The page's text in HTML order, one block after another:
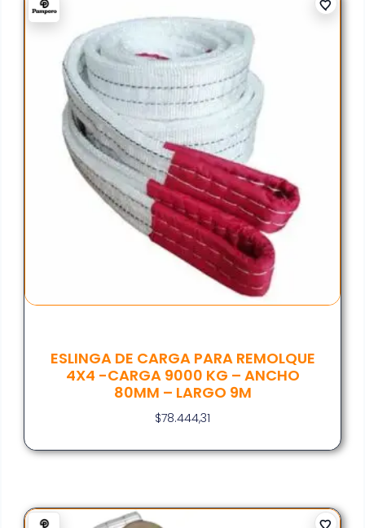
ESLINGA DE CARGA PARA REMOLQUE
4X4 -CARGA 9000 KG – ANCHO
80MM – LARGO 9M
$78.444,31